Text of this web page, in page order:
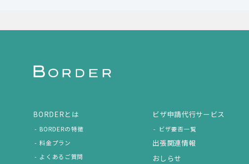
BORDERとは
BORDERの特徴
料金プラン
よくあるご質問
ビザ申請代行サービス
ビザ要否一覧
出張関連情報
おしらせ